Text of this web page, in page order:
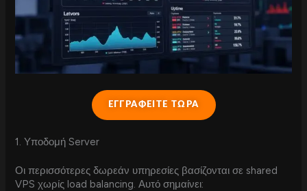
ΕΓΓΡΑΦΕΙΤΕ ΤΩΡΑ
1. Υποδομή Server
Οι περισσότερες δωρεάν υπηρεσίες βασίζονται σε shared
VPS χωρίς load balancing. Αυτό σημαίνει: